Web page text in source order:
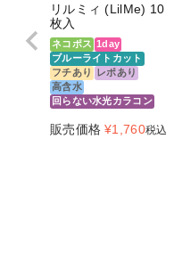
リルミィ (LilMe) 10
枚入
ネコポス 1day
ブルーライトカット
フチあり
レポあり
高含水
回らない水光カラコン
販売価格 ¥1,760税込